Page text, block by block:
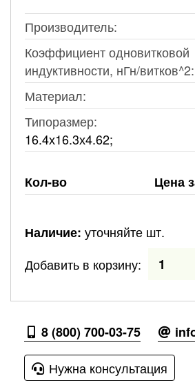
Производитель:
Коэффициент одновитковой
индуктивности, нГн/витков^2:
Материал:
Типоразмер:
16.4х16.3х4.62;
Кол-во Цена
Наличие: уточняйте шт.
Добавить в корзину:
8 (800) 700-03-75
Нужна консультация